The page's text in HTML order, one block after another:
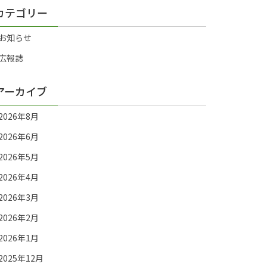
テゴリー
お知らせ
報誌
ーカイブ
年8月
年6月
年5月
年4月
年3月
年2月
年1月
年12月